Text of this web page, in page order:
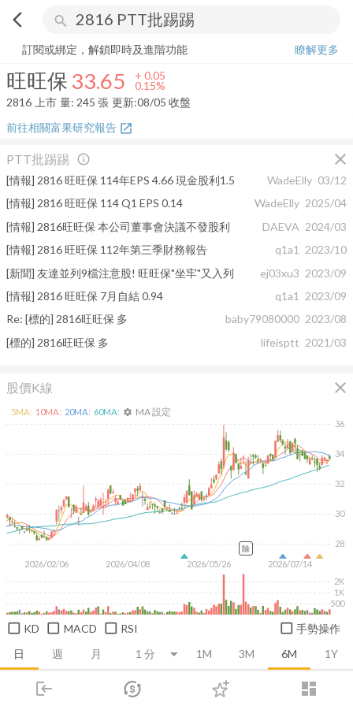
arrow_back_ios search
login dashboard
市場 登入
旺旺保 33.65 + 0.15%
訂閱或綁定，解鎖即時及進階功能
瞭解更多
旺旺保 33.65 + 0.05
0.15%
2816 上市 量: 245 張 更新:08/05 收盤
前往相關富果研究報告 open_in_new
PTT批踢踢 close
info_outline
[情報] 2816 旺旺保 114年EPS 4.66 現金股利1.5 WadeElly 03/12
[情報] 2816 旺旺保 114 Q1 EPS 0.14
WadeElly 2025/04
[情報] 2816旺旺保 本公司董事會決議不發股利
DAEVA 2024/03
[情報] 2816 旺旺保 112年第三季財務報告
q1a1
2023/10
[新聞] 友達並列9檔注意股! 旺旺保"坐牢"又入列
ej03xu3 2023/09
[情報] 2816 旺旺保 7月自結 0.94
q1a1
2023/09
Re: [標的] 2816旺旺保 多
baby79080000 2023/08
[標的] 2816旺旺保 多
lifeisptt 2021/03
股價K線 close
日 週 月 1M 3M 6M 1Y
2026/02/06 2026/04/08 2026/05/26 2026/07/14
28
30
32
34
36
500
1K
2K
5MA: 10MA: 20MA: 60MA: settings MA 設定
除
KD MACD RSI 手勢操作
推薦卡片 技術面 消息面 財務報